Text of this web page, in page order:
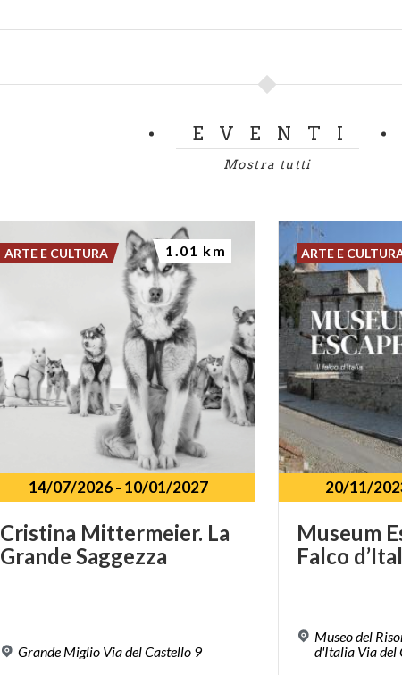
EVENTI
Mostra tutti
14/07/2026- 10/01/2027
Cristina Mittermeier. La
Grande Saggezza
Grande Miglio ViadelCastello 9
ARTE E CULTURA 1.01 km
20/11/
Museum
Falco
Museo del
d'Italia Via del
ARTE E